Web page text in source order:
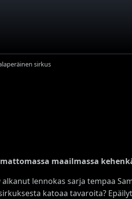
sirkus
maailmassa
alkanut lennokas sarja tempaa
katoaa tavaroita?